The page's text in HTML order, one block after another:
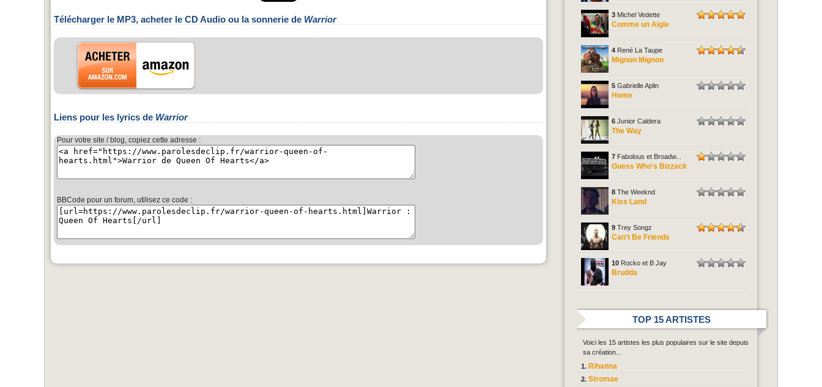
Télécharger le MP3, acheter le CD Audio ou la sonnerie de Warrior
Liens pour les lyrics de Warrior
Pour votre site / blog, copiez cette adresse :
BBCode pour un forum, utilisez ce code :
3 Michel Vedette
Comme un Aigle
4 René La Taupe
Mignon Mignon
5 Gabrielle Aplin
Home
6 Junior Caldera
The Way
7 Fabolous et Broadw...
Guess Who's Bizzack
8 The Weeknd
Kiss Land
9 Trey Songz
Can't Be Friends
10 Rocko et B Jay
Brudda
TOP 15 ARTISTES
Voici les 15 artistes les plus populaires sur le site depuis
sa création...
Rihanna
Stromae